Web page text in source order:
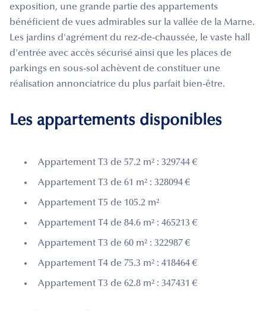
exposition, une grande partie des appartements
bénéficient de vues admirables sur la vallée de la Marne.
Les jardins d'agrément du rez-de-chaussée, le vaste hall
d'entrée avec accès sécurisé ainsi que les places de
parkings en sous-sol achèvent de constituer une
réalisation annonciatrice du plus parfait bien-être.
Les appartements disponibles
Appartement T3 de 57.2 m² : 329744 €
Appartement T3 de 61 m² : 328094 €
Appartement T5 de 105.2 m²
Appartement T4 de 84.6 m² : 465213 €
Appartement T3 de 60 m² : 322987 €
Appartement T4 de 75.3 m² : 418464 €
Appartement T3 de 62.8 m² : 347431 €